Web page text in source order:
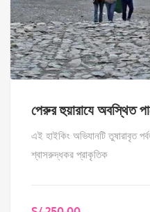
পেরুর হুয়ারাযে অবস্থিত
এই হাইকিং অভিযানটি তুষারাবৃত
শ্বাসরুদ্ধকর প্রাকৃতিক